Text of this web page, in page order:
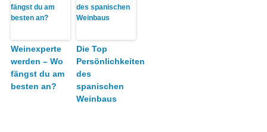
Weinexperte
werden – Wo
fängst du am
besten an?
Die Top
Persönlichkeiten
des
spanischen
Weinbaus